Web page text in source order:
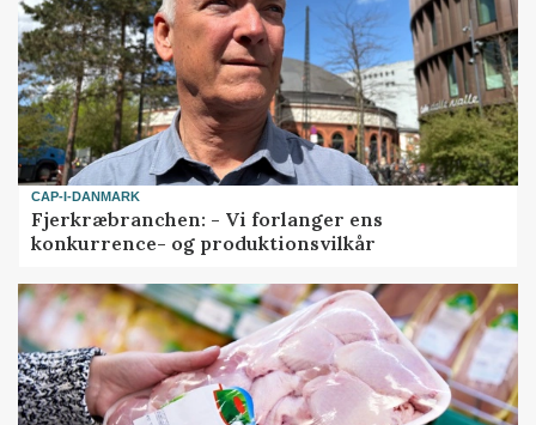
CAP-I-DANMARK
Fjerkræbranchen: - Vi forlanger ens
konkurrence- og produktionsvilkår